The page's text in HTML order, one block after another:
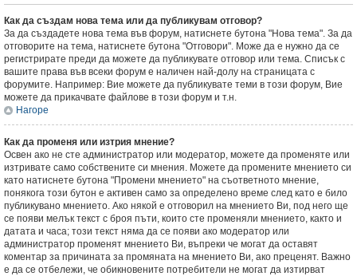
Как да създам нова тема или да публикувам отговор?
За да създадете нова тема във форум, натиснете бутона "Нова тема". За да
отговорите на тема, натиснете бутона "Отговори". Може да е нужно да се
регистрирате преди да можете да публикувате отговор или тема. Списък с
вашите права във всеки форум е наличен най-долу на страницата с
форумите. Например: Вие можете да публикувате теми в този форум, Вие
можете да прикачвате файлове в този форум и т.н.
Нагоре
Как да променя или изтрия мнение?
Освен ако не сте администратор или модератор, можете да променяте или
изтривате само собствените си мнения. Можете да промените мнението си
като натиснете бутона "Промени мнението" на съответното мнение,
понякога този бутон е активен само за определено време след като е било
публикувано мнението. Ако някой е отговорил на мнението Ви, под него ще
се появи мелък текст с броя пъти, които сте променяли мнението, както и
датата и часа; този текст няма да се появи ако модератор или
администратор променят мнението Ви, въпреки че могат да оставят
коментар за причината за промяната на мнението Ви, ако преценят. Важно
е да се отбележи, че обикновените потребители не могат да изтирват